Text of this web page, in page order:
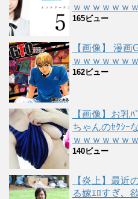
ｗｗｗｗｗｗ
165ビュー
【画像】 漫
ｗｗｗｗｗｗ
162ビュー
【画像】お乳
ちゃんのｾｸｼｰ
ｗｗｗｗｗｗ
140ビュー
【炎上】最近
る嫁ｴﾛすぎ、